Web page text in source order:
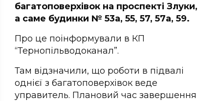
багатоповерхівок на проспекті Злуки,
а саме будинки № 53а, 55, 57, 57а, 59.
Про це поінформували в КП
“Тернопільводоканал”.
Там відзначили, що роботи в підвалі
однієї з багатоповерхівок веде
управитель. Плановий час завершення